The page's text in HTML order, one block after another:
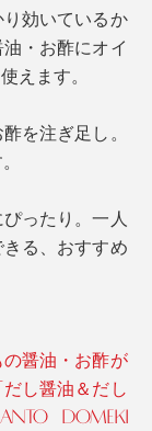
効いているか
・お酢にオイ
えます。
を注ぎ足し。
ったり。一人
る、おすすめ
の醤油・お酢が
し醤油＆だし
DOMEKI